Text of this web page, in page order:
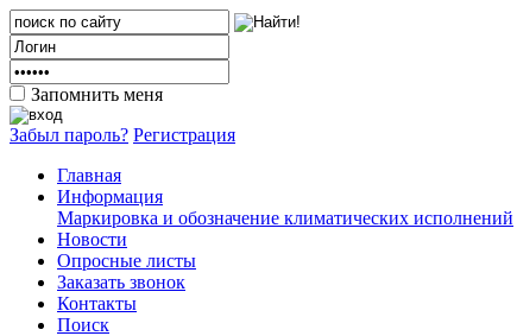
Запомнить меня
Забыл пароль? Регистрация
Главная
Информация
Маркировка и обозначение климатических исполнений
Новости
Опросные листы
Заказать звонок
Контакты
Поиск